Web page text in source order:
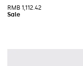
RMB 1,112.42